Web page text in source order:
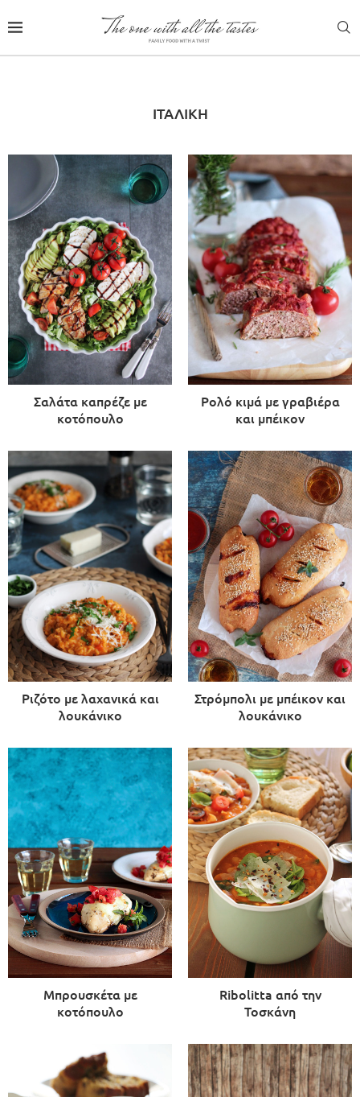
ΙΤΑΛΙΚΗ
Σαλάτα καπρέζε με
κοτόπουλο
Ρολό κιμά με γραβιέρα
και μπέικον
Ριζότο με λαχανικά και
λουκάνικο
Στρόμπολι με μπέικον και
λουκάνικο
Μπρουσκέτα με
κοτόπουλο
Ribolitta από την
Τοσκάνη